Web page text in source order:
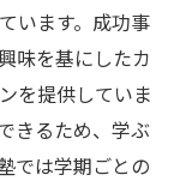
います。成功事
味を基にしたカ
を提供していま
きるため、学ぶ
では学期ごとの